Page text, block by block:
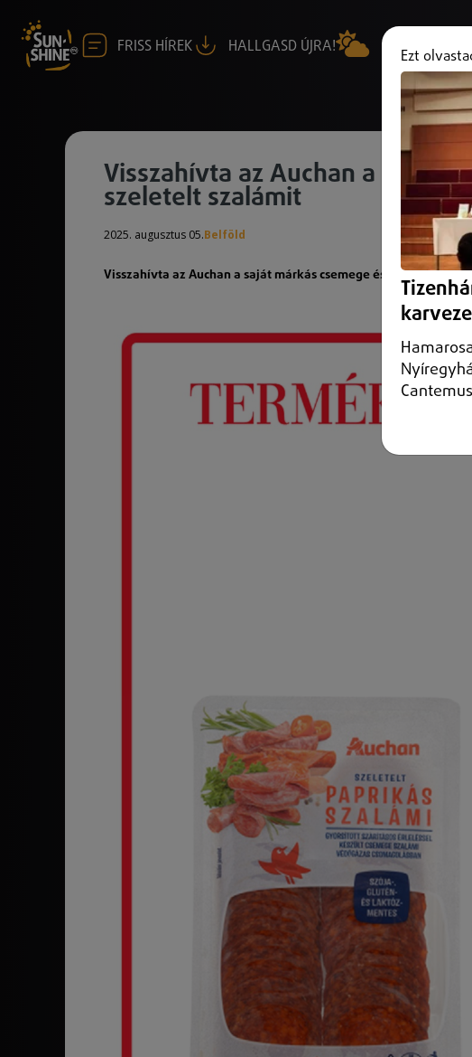
FRISS HÍREK HALLGASD ÚJRA!
Visszahívta az Auchan a saját
szeletelt szalámit
2025. augusztus 05.Belföld
Visszahívta az Auchan a saját márkás csemege és paprikás
Ezt